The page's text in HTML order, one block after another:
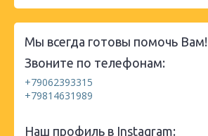
Мы всегда готовы помочь Вам!
Звоните по телефонам:
+79062393315
+79814631989
Наш профиль в Instagram: